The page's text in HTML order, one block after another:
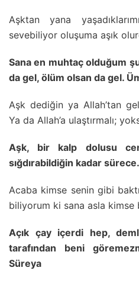
Aşktan yana
sevebiliyor oluşuma aşık
Sana en muhtaç olduğum
da gel, ölüm olsan da gel.
Aşk dediğin ya Allah’tan
Ya da Allah’a ulaştırmalı;
Aşk, bir kalp dolusu
sığdırabildiğin kadar sürece.
Acaba kimse senin gibi
biliyorum ki sana asla kimse
Açık çay içerdi hep,
tarafından beni
Süreya